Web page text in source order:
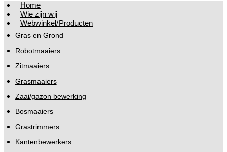
Home
Wie zijn wij
Webwinkel/Producten
Gras en Grond
Robotmaaiers
Zitmaaiers
Grasmaaiers
Zaai/gazon bewerking
Bosmaaiers
Grastrimmers
Kantenbewerkers